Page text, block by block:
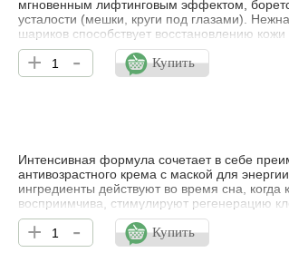
мгновенным лифтинговым эффектом,
усталости (мешки, круги под глазами).
шариков способствует восстановлению
омолаживающим действием.
предназначена для увлажнения, смягчения
Двухфазный гель, содержащий две
+ - Купить
Интенсивная формула сочетает в себе
антивозрастного крема с маской для
ингредиенты действуют во время сна, когда
восприимчива, стимулируют регенерацию
естественный барьер кожи, стирая признаки
восстанавливая упругость и эластичность.
делает ее мягкой и шелковистой,
+ - Купить